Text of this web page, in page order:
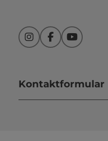
InstagramFacebookYouTube
Kontaktformular